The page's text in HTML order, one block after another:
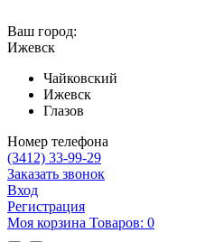
Ваш город:
Ижевск
Чайковский
Ижевск
Глазов
Номер телефона
(3412) 33-99-29
Заказать звонок
Вход
Регистрация
Mоя корзина Товаров: 0